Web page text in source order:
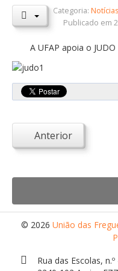
Orçamentos / PPI /
DESTAQUES
Eventos
Notícias
Sondagens
ZêzereTV
Abastecimento de
Roturas e Leituras
Categoria:Notícias
Publicado em
A UFAP apoia o
Anterior
© 2026 União das
Rua das Escolas,